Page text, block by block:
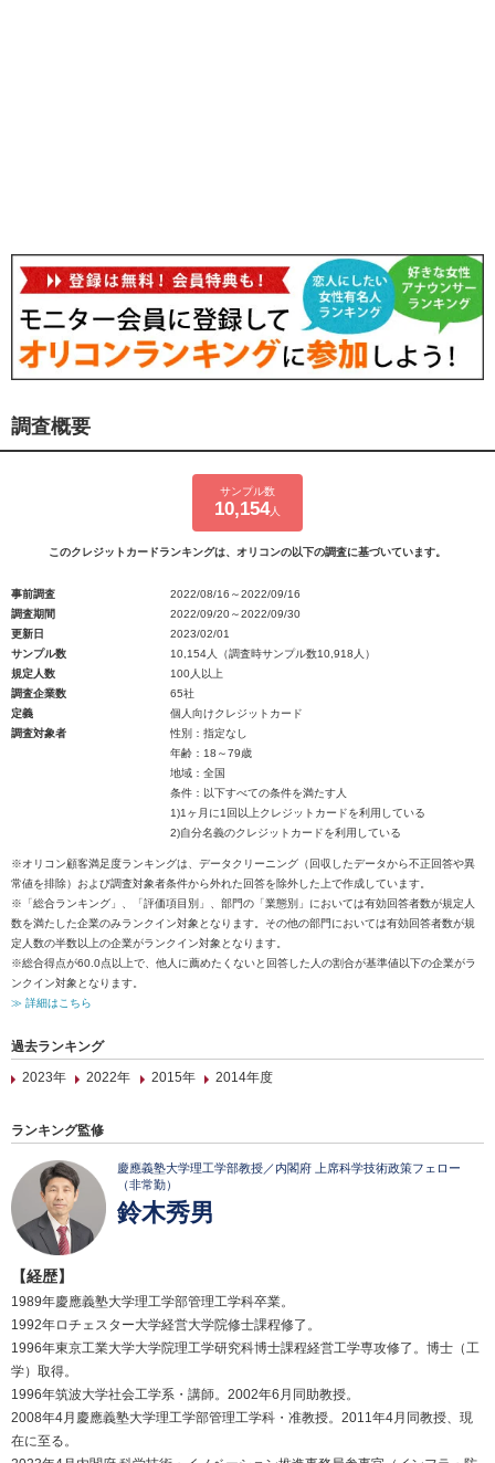
調査概要
サンプル数
10,154人
このクレジットカードランキングは、オリコンの以下の調査に基づいています。
事前調査
2022/08/16～2022/09/16
調査期間
2022/09/20～2022/09/30
更新日
2023/02/01
サンプル数
10,154人（調査時サンプル数10,918人）
規定人数
100人以上
調査企業数
65社
定義
個人向けクレジットカード
調査対象者
性別：指定なし
年齢：18～79歳
地域：全国
条件：以下すべての条件を満たす人
1)1ヶ月に1回以上クレジットカードを利用している
2)自分名義のクレジットカードを利用している
※オリコン顧客満足度ランキングは、データクリーニング（回収したデータから不正回答や異
常値を排除）および調査対象者条件から外れた回答を除外した上で作成しています。
※「総合ランキング」、「評価項目別」、部門の「業態別」においては有効回答者数が規定人
数を満たした企業のみランクイン対象となります。その他の部門においては有効回答者数が規
定人数の半数以上の企業がランクイン対象となります。
※総合得点が60.0点以上で、他人に薦めたくないと回答した人の割合が基準値以下の企業がラ
ンクイン対象となります。
≫ 詳細はこちら
過去ランキング
2023年
2022年 2015年 2014年度
ランキング監修
慶應義塾大学理工学部教授／内閣府 上席科学技術政策フェロー
（非常勤）
鈴木秀男
【経歴】
1989年慶應義塾大学理工学部管理工学科卒業。
1992年ロチェスター大学経営大学院修士課程修了。
1996年東京工業大学大学院理工学研究科博士課程経営工学専攻修了。博士（工
学）取得。
1996年筑波大学社会工学系・講師。2002年6月同助教授。
2008年4月慶應義塾大学理工学部管理工学科・准教授。2011年4月同教授、現
在に至る。